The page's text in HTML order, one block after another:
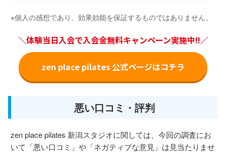
※個人の感想であり、効果効能を保証するものではありません。
＼体験当日入会で入会金無料キャンペーン実施中!!／
zen place pilates 公式ページはコチラ
悪い口コミ・評判
zen place pilates 新潟スタジオに関しては、今回の調査にお
いて「悪い口コミ」や「ネガティブな意見」は見当たりませ